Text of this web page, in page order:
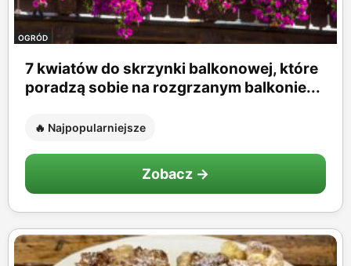
OGRÓD
7 kwiatów do skrzynki balkonowej, które
poradzą sobie na rozgrzanym balkonie...
🔥 Najpopularniejsze
Zobacz →